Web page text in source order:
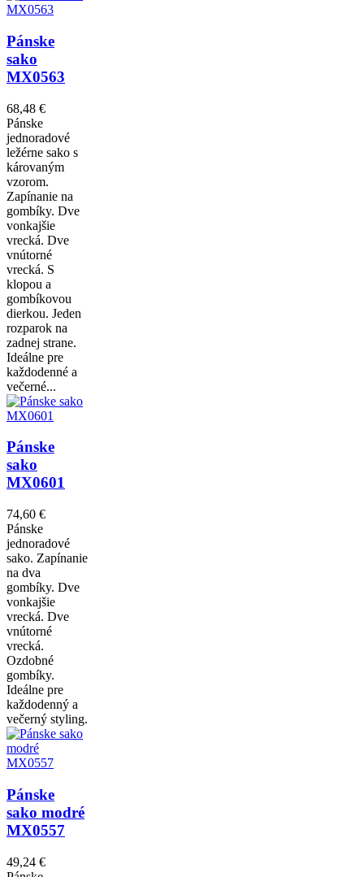
Pánske
sako
MX0563
68,48 €
Pánske
jednoradové
ležérne sako s
károvaným
vzorom.
Zapínanie na
gombíky. Dve
vonkajšie
vrecká. Dve
vnútorné
vrecká. S
klopou a
gombíkovou
dierkou. Jeden
rozparok na
zadnej strane.
Ideálne pre
každodenné a
večerné...
Pánske
sako
MX0601
74,60 €
Pánske
jednoradové
sako. Zapínanie
na dva
gombíky. Dve
vonkajšie
vrecká. Dve
vnútorné
vrecká.
Ozdobné
gombíky.
Ideálne pre
každodenný a
večerný styling.
Pánske
sako modré
MX0557
49,24 €